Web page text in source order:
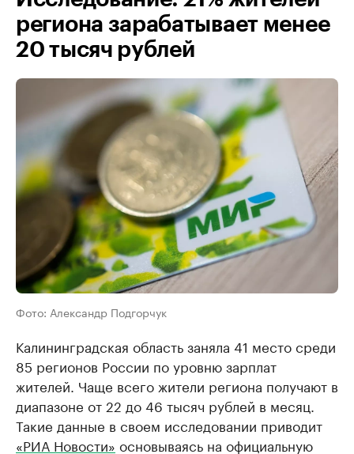
региона зарабатывает менее
20 тысяч рублей
Фото: Александр Подгорчук
Калининградская область заняла 41 место среди
85 регионов России по уровню зарплат
жителей. Чаще всего жители региона получают в
диапазоне от 22 до 46 тысяч рублей в месяц.
Такие данные в своем исследовании приводит
«РИА Новости» основываясь на официальную